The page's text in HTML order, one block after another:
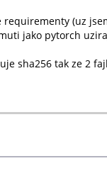
(uz
jako pytorch
sha256 tak ze